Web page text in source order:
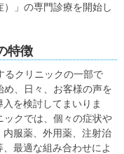
」の専門診療を開始し
特徴
るクリニックの一部で
め、日々、お客様の声を
を検討してまいりま
ックでは、個々の症状や
服薬、外用薬、注射治
最適な組み合わせによ